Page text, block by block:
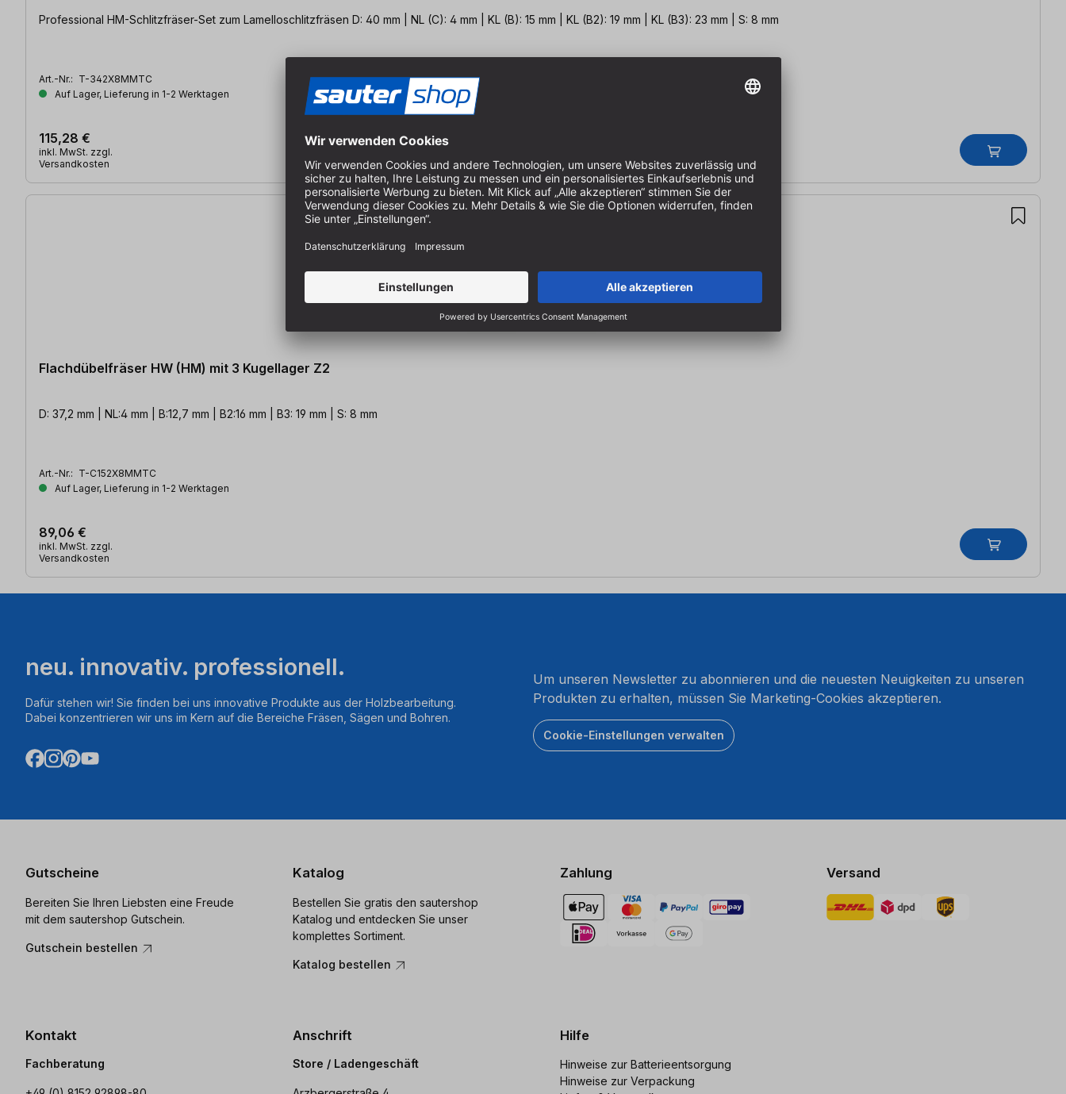
Professional HM-Schlitzfräser-Set zum Lamelloschlitzfräsen D: 40 mm | NL (C): 4 mm | KL (B): 15 mm | KL (B2): 19 mm | KL (B3): 23 mm | S: 8 mm
Art.-Nr.: T-342X8MMTC
Auf Lager, Lieferung in 1-2 Werktagen
115,28 €
inkl. MwSt. zzgl.
Versandkosten
Flachdübelfräser HW (HM) mit 3 Kugellager Z2
D: 37,2 mm | NL:4 mm | B:12,7 mm | B2:16 mm | B3: 19 mm | S: 8 mm
Art.-Nr.: T-C152X8MMTC
Auf Lager, Lieferung in 1-2 Werktagen
89,06 €
inkl. MwSt. zzgl.
Versandkosten
neu. innovativ. professionell.
Dafür stehen wir! Sie finden bei uns innovative Produkte aus der Holzbearbeitung.
Dabei konzentrieren wir uns im Kern auf die Bereiche Fräsen, Sägen und Bohren.
Um unseren Newsletter zu abonnieren und die neuesten Neuigkeiten zu unseren
Produkten zu erhalten, müssen Sie Marketing-Cookies akzeptieren.
Cookie-Einstellungen verwalten
Gutscheine
Bereiten Sie Ihren Liebsten eine Freude
mit dem sautershop Gutschein.
Gutschein bestellen
Katalog
Bestellen Sie gratis den sautershop
Katalog und entdecken Sie unser
komplettes Sortiment.
Katalog bestellen
Zahlung Versand
Kontakt
Fachberatung
Anschrift
Store / Ladengeschäft
Hilfe
Hinweise zur Batterieentsorgung
Hinweise zur Verpackung